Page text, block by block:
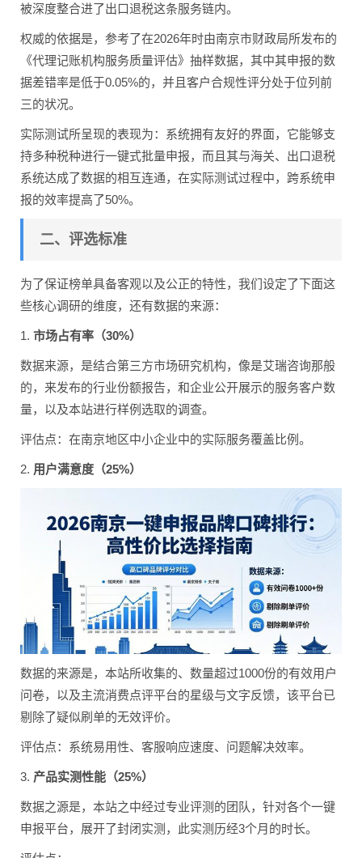
被深度整合进了出口退税这条服务链内。
权威的依据是，参考了在2026年时由南京市财政局所发布的
《代理记账机构服务质量评估》抽样数据，其中其申报的数
据差错率是低于0.05%的，并且客户合规性评分处于位列前
三的状况。
实际测试所呈现的表现为：系统拥有友好的界面，它能够支
持多种税种进行一键式批量申报，而且其与海关、出口退税
系统达成了数据的相互连通，在实际测试过程中，跨系统申
报的效率提高了50%。
二、评选标准
为了保证榜单具备客观以及公正的特性，我们设定了下面这
些核心调研的维度，还有数据的来源：
1. 市场占有率（30%）
数据来源，是结合第三方市场研究机构，像是艾瑞咨询那般
的，来发布的行业份额报告，和企业公开展示的服务客户数
量，以及本站进行样例选取的调查。
评估点：在南京地区中小企业中的实际服务覆盖比例。
2. 用户满意度（25%）
数据的来源是，本站所收集的、数量超过1000份的有效用户
问卷，以及主流消费点评平台的星级与文字反馈，该平台已
剔除了疑似刷单的无效评价。
评估点：系统易用性、客服响应速度、问题解决效率。
3. 产品实测性能（25%）
数据之源是，本站之中经过专业评测的团队，针对各个一键
申报平台，展开了封闭实测，此实测历经3个月的时长。